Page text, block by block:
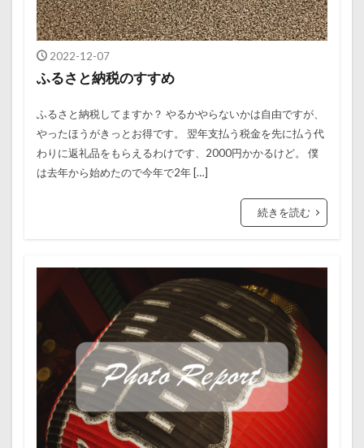
2022-12-07
ふるさと納税のすすめ
ふるさと納税してますか？ やるかやらないかは自由ですが、
やったほうがきっとお得です。 翌年支払う税金を先に払う代
わりに返礼品をもらえるわけです、2000円かかるけど。 僕
は去年から始めたので今年で2年 […]
続きを読む